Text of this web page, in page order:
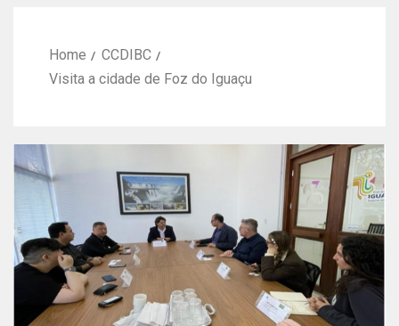
Home
CCDIBC
Visita a cidade de Foz do Iguaçu